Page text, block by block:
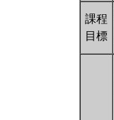
課程
目標